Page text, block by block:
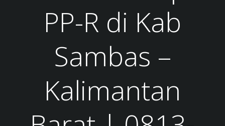
PP-R di Kab
Sambas –
Kalimantan